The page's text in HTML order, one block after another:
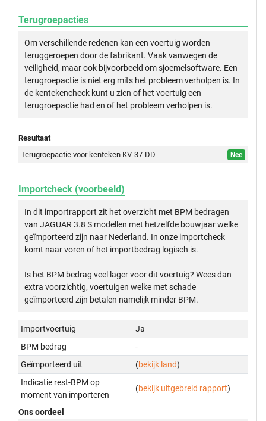
Terugroepacties
Om verschillende redenen kan een voertuig worden
teruggeroepen door de fabrikant. Vaak vanwegen de
veiligheid, maar ook bijvoorbeeld om sjoemelsoftware. Een
terugroepactie is niet erg mits het probleem verholpen is. In
de kentekencheck kunt u zien of het voertuig een
terugroepactie had en of het probleem verholpen is.
Resultaat
Terugroepactie voor kenteken KV-37-DD
Nee
Importcheck (voorbeeld)
In dit importrapport zit het overzicht met BPM bedragen
van JAGUAR 3.8 S modellen met hetzelfde bouwjaar welke
geïmporteerd zijn naar Nederland. In onze importcheck
komt naar voren of het importbedrag logisch is.
Is het BPM bedrag veel lager voor dit voertuig? Wees dan
extra voorzichtig, voertuigen welke met schade
geïmporteerd zijn betalen namelijk minder BPM.
Importvoertuig
Ja
BPM bedrag
-
Geïmporteerd uit
(bekijk land)
Indicatie rest-BPM op
moment van importeren
(bekijk uitgebreid rapport)
Ons oordeel